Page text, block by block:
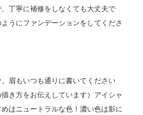
丁寧に補修をしなくても大丈夫で
うにファンデーションをしてくださ
眉もいつも通りに書いてください
き方をお伝えしています）アイシャ
めはニュートラルな色！濃い色は影に